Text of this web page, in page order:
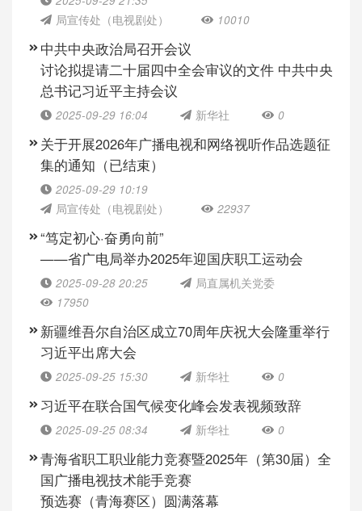
局宣传处（电视剧处）
10010
中共中央政治局召开会议
讨论拟提请二十届四中全会审议的文件 中共中央
总书记习近平主持会议
2025-09-29 16:04 新华社 0
关于开展2026年广播电视和网络视听作品选题征
集的通知（已结束）
2025-09-29 10:19
局宣传处（电视剧处）
22937
“笃定初心·奋勇向前”
——省广电局举办2025年迎国庆职工运动会
2025-09-28 20:25
局直属机关党委
17950
新疆维吾尔自治区成立70周年庆祝大会隆重举行
习近平出席大会
2025-09-25 15:30 新华社 0
习近平在联合国气候变化峰会发表视频致辞
2025-09-25 08:34 新华社 0
青海省职工职业能力竞赛暨2025年（第30届）全
国广播电视技术能手竞赛
预选赛（青海赛区）圆满落幕